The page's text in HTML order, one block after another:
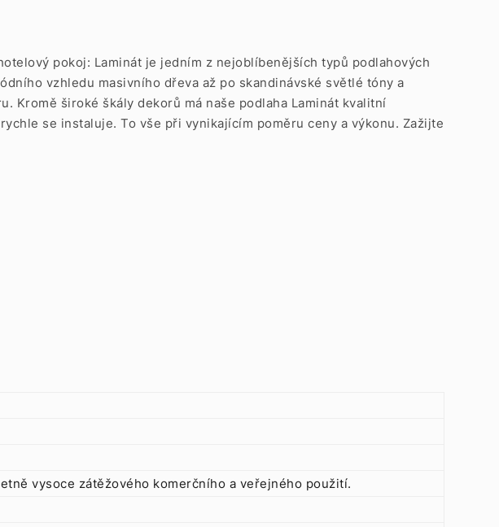
pokoj: Laminát je jedním z nejoblíbenějších typů podlahových
vzhledu masivního dřeva až po skandinávské světlé tóny a
Kromě široké škály dekorů má naše podlaha Laminát kvalitní
se instaluje. To vše při vynikajícím poměru ceny a výkonu. Zažijte
vysoce zátěžového komerčního a veřejného použití.